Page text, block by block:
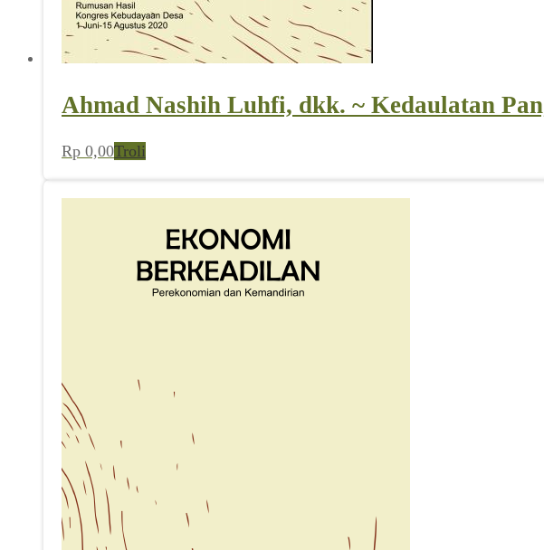
Ahmad Nashih Luhfi, dkk. ~ Kedaulatan
Rp 0,00Troli